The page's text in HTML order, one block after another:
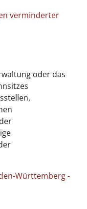
verminderter
oder das
Württemberg -